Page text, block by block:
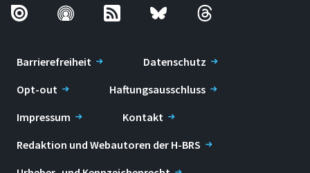
Barrierefreiheit
Datenschutz
Opt-out
Haftungsausschluss
Impressum
Kontakt
Redaktion und Webautoren der H-BRS